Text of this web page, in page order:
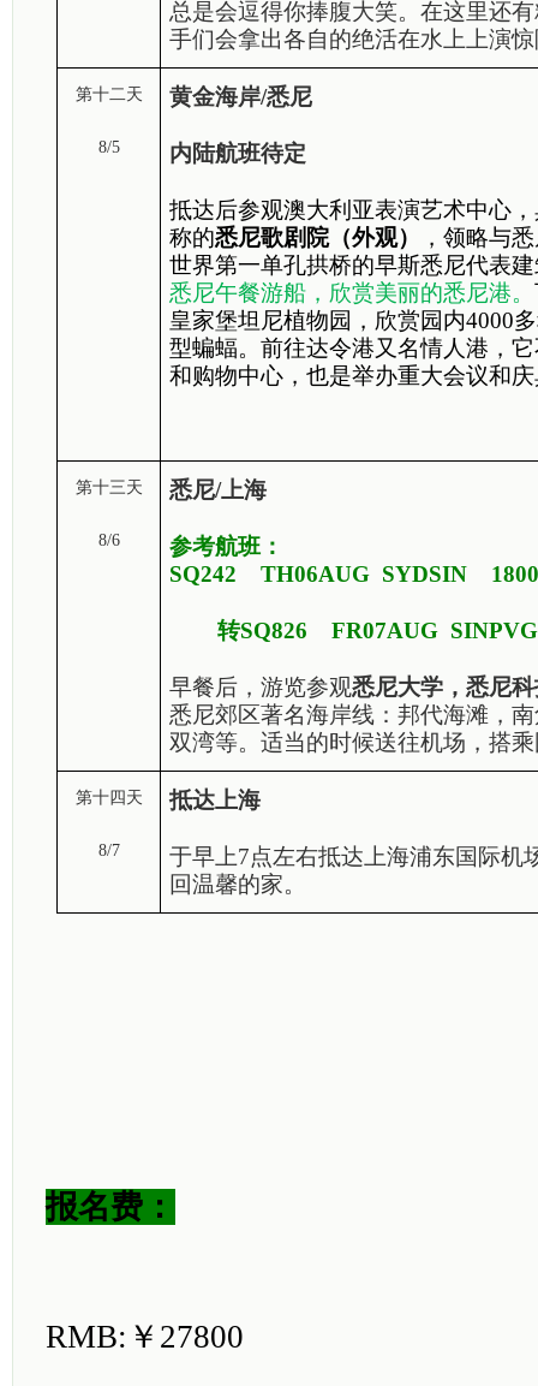
总是会逗得你捧腹大笑。在这里还
手们会拿出各自的绝活在水上上演
第十二天
8/5
黄金海岸/悉尼
内陆航班待定
抵达后参观澳大利亚表演艺术中心
称的悉尼歌剧院（外观）
，领略与
世界第一单孔拱桥的早斯悉尼代表
悉尼午餐游船，欣赏美丽的悉尼港。
皇家堡坦尼植物园，欣赏园内4000
型蝙蝠。前往达令港又名情人港，
和购物中心，也是举办重大会议和
第十三天
8/6
悉尼/上海
参考航班：
SQ242 TH06AUG
转SQ826 FR07AUG SINPVG
早餐后，游览参观悉尼大学，悉尼
悉尼郊区著名海岸线：邦代海滩，
双湾等。适当的时候送往机场，搭
第十四天
8/7
抵达上海
于早上7点左右抵达上海浦东国际机
回温馨的家。
报名费：
RMB:￥27800